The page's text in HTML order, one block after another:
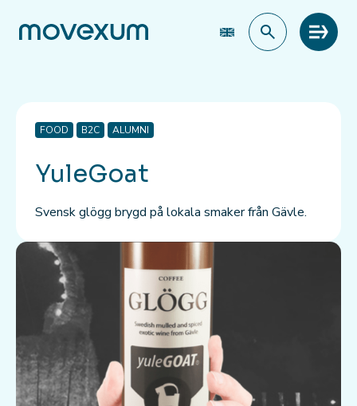
Meny
FOOD B2C ALUMNI
YuleGoat
Svensk glögg brygd på lokala smaker från Gävle.